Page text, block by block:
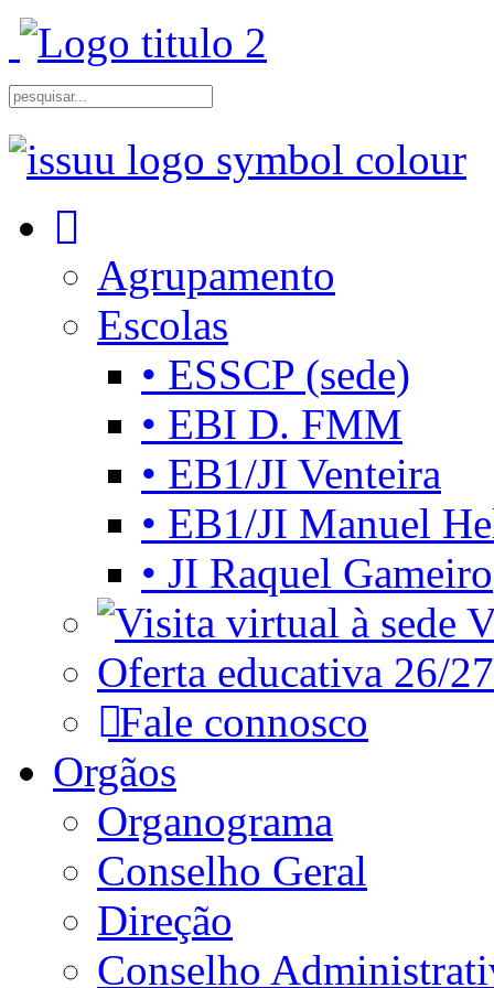
Agrupamento
Escolas
• ESSCP (sede)
• EBI D. FMM
• EB1/JI Venteira
• EB1/JI Manuel
• JI Raquel Gameiro
Oferta educativa 26/27
Fale connosco
Orgãos
Organograma
Conselho Geral
Direção
Conselho